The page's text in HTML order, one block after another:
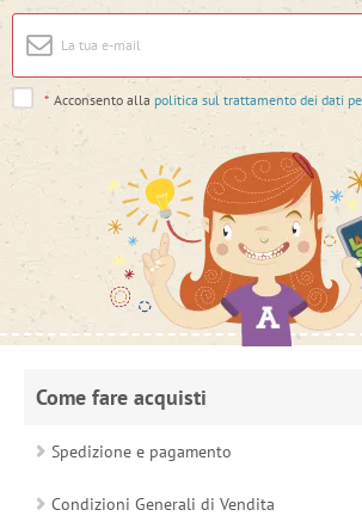
* Acconsento alla politica sul trattamento dei dati
Come fare acquisti
Spedizione e pagamento
Condizioni Generali di Vendita